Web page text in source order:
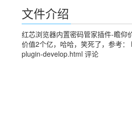
文件介绍
红芯浏览器内置密码管家插件-瞻仰
价值2个亿，哈哈，笑死了，参考
plugin-develop.html 评论